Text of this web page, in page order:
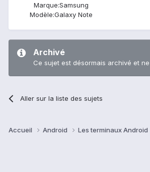
Marque:Samsung
Modèle:Galaxy Note
Archivé
Ce sujet est désormais archivé et
Aller sur la liste des sujets
Accueil Android Les terminaux Android